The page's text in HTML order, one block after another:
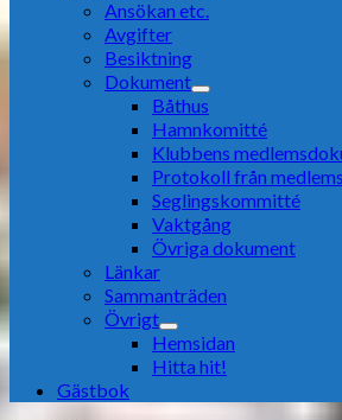
Ansökan etc.
Avgifter
Besiktning
Dokument
Båthus
Hamnkomitté
Klubbens
Protokoll från
Seglingskommitté
Vaktgång
Övriga dokument
Länkar
Sammanträden
Övrigt
Hemsidan
Hitta hit!
Gästbok